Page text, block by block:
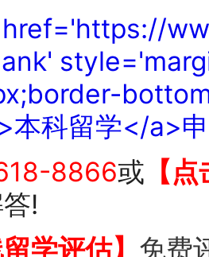
8866或 【
!
留学评估】 免费